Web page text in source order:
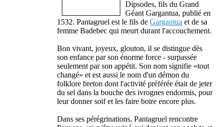
Dipsodes, fils du Grand
Géant Gargantua, publié en
1532. Pantagruel est le fils de Gargantua et de sa
femme Badebec qui meurt durant l'accouchement.
Bon vivant, joyeux, glouton, il se distingue dès
son enfance par son énorme force - surpassée
seulement par son appétit. Son nom signifie «tout
changé» et est aussi le nom d'un démon du
folklore breton dont l'activité préférée était de jeter
du sel dans la bouche des ivrognes endormis, pour
leur donner soif et les faire boire encore plus.
Dans ses pérégrinations, Pantagruel rencontre